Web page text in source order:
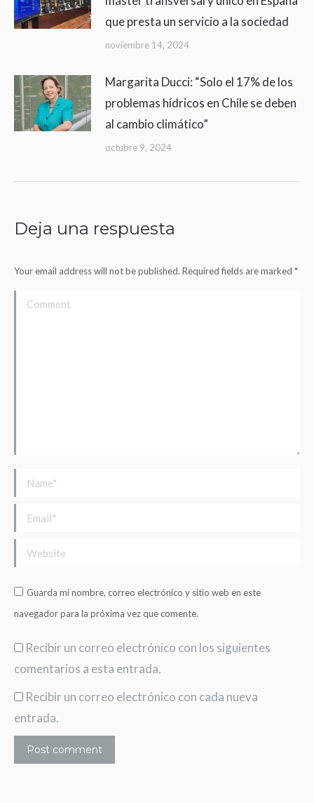
que presta un servicio a la sociedad
noviembre 14, 2024
Margarita Ducci: “Solo el 17% de los
problemas hídricos en Chile se deben
al cambio climático”
octubre 9, 2024
Deja una respuesta
Your email address will not be published. Required fields are marked *
Comment
Name *
Email *
Website
Guarda mi nombre, correo electrónico y sitio web en este
navegador para la próxima vez que comente.
Recibir un correo electrónico con los siguientes
comentarios a esta entrada.
Recibir un correo electrónico con cada nueva
entrada.
Post comment